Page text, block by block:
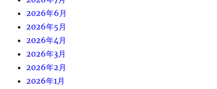
2026年6月
2026年5月
2026年4月
2026年3月
2026年2月
2026年1月